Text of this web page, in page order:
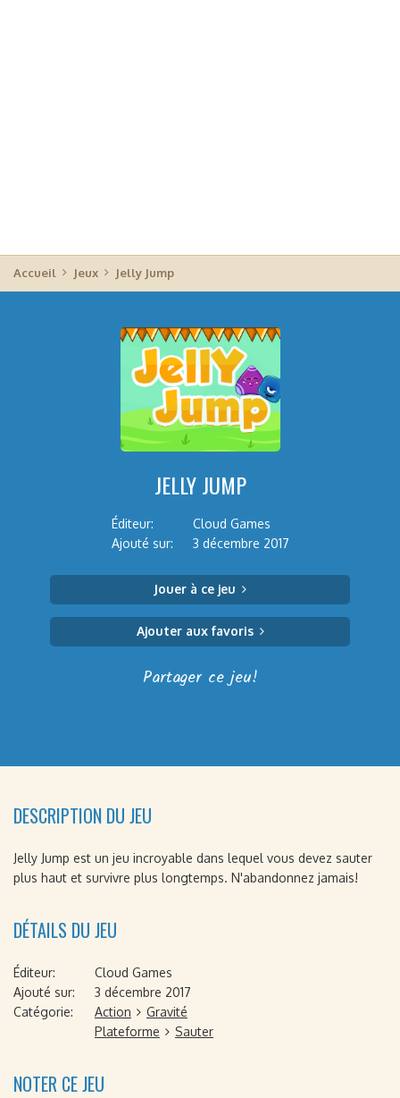
Accueil Jeux Jelly Jump
JELLY JUMP
Éditeur:
Cloud Games
Ajouté sur:
3 décembre 2017
Jouer à ce jeu
Ajouter aux favoris
Partager ce jeu!
DESCRIPTION DU JEU
Jelly Jump est un jeu incroyable dans lequel vous devez sauter
plus haut et survivre plus longtemps. N'abandonnez jamais!
DÉTAILS DU JEU
Éditeur:
Cloud Games
Ajouté sur:
3 décembre 2017
Catégorie:
Action
Gravité
Plateforme
Sauter
NOTER CE JEU